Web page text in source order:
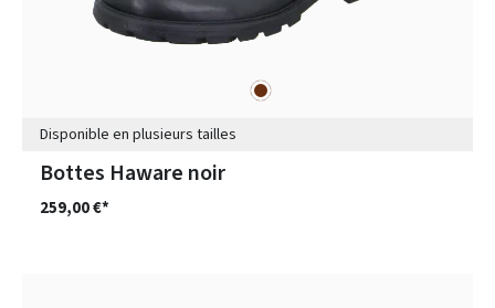
marron
Disponible en plusieurs tailles
Bottes Haware noir
259,00 €*